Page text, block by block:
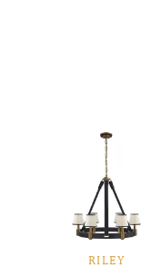
RILEY